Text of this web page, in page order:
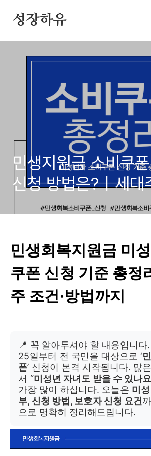
성장하유
민생지원금 소비쿠
신청 방법은?｜세대
청 방법 안내
민생회복지원금 미
쿠폰 신청 기준 총정
주 조건·방법까지
📍 꼭 알아두셔야 할 내용입니
25일부터 전 국민을 대상으로 ‘
폰’ 신청이 본격 시작됩니다. 많
서 “미성년 자녀도 받을 수 있나
가장 많이 하십니다. 오늘은 미
부, 신청 방법, 보호자 신청 요건
으로 명확히 정리해드립니다.